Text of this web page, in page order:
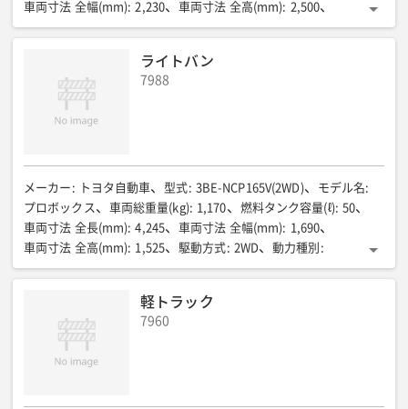
車両寸法 全幅(mm): 2,230 車両寸法 全高(mm): 2,500
荷台寸法 全長(mm): 3,400 荷台寸法 全幅(mm): 2,050
ライトバン
7988
メーカー : トヨタ自動車 型式: 3BE-NCP165V(2WD) モデル名:
プロボックス
車両総重量(kg): 1,170 燃料タンク容量(ℓ): 50
車両寸法 全長(mm): 4,245 車両寸法 全幅(mm): 1,690
車両寸法 全高(mm): 1,525 駆動方式: 2WD 動力種別 :
無鉛レギュラーガソリン
軽トラック
7960